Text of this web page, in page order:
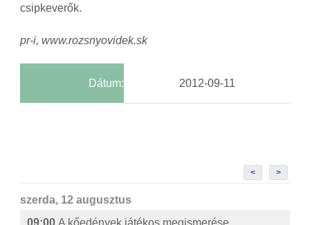
csipkeverők.
pr-i, www.rozsnyovidek.sk
Dátum: 2012-09-11
< >
szerda, 12 augusztus
09:00 A kőedények játékos megismerése